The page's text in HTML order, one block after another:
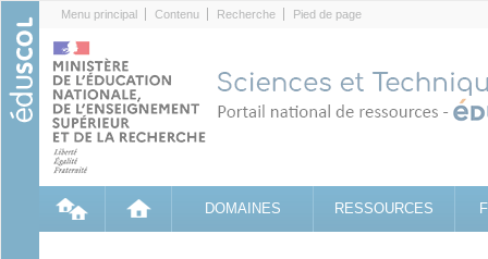
Menu principal Contenu Recherche Pied de page
DOMAINES RESSOURCES